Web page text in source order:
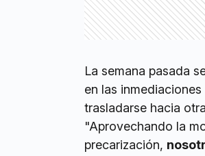
La semana pasada
en las
trasladarse hacia
"Aprovechando la
precarización,